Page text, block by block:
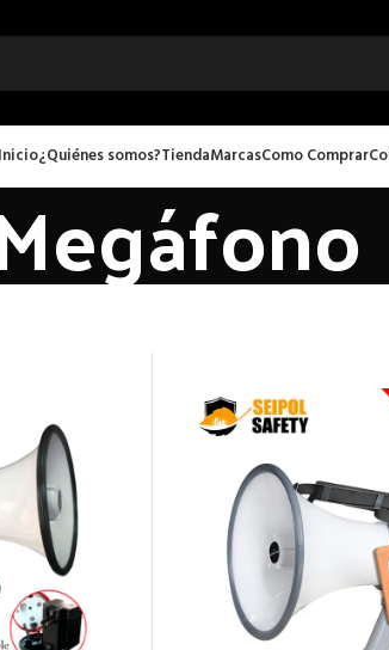
Inicio¿Quiénes somos?TiendaMarcasComo Comprar